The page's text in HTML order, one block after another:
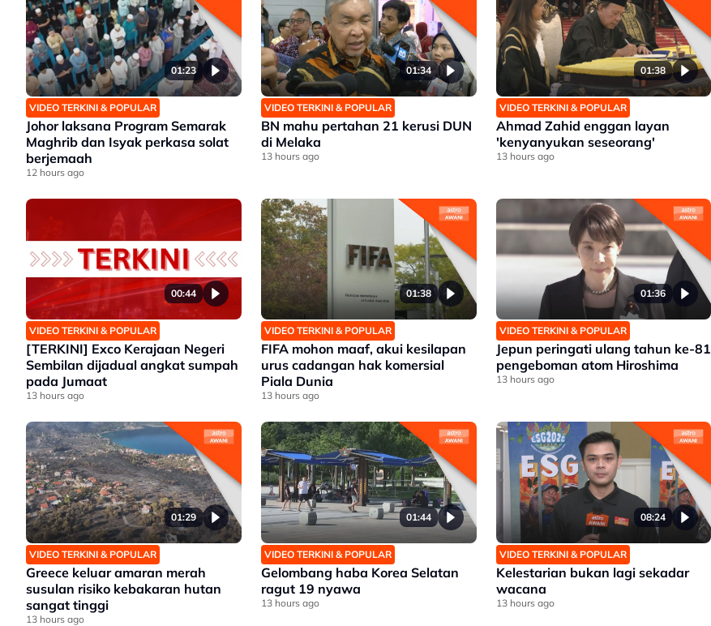
01:23
VIDEO TERKINI & POPULAR
Johor laksana Program Semarak
Maghrib dan Isyak perkasa solat
berjemaah
12 hours ago
01:34
VIDEO TERKINI & POPULAR
BN mahu pertahan 21 kerusi DUN
di Melaka
13 hours ago
01:38
VIDEO TERKINI & POPULAR
Ahmad Zahid enggan layan
'kenyanyukan seseorang'
13 hours ago
00:44
VIDEO TERKINI & POPULAR
[TERKINI] Exco Kerajaan Negeri
Sembilan dijadual angkat sumpah
pada Jumaat
13 hours ago
01:38
VIDEO TERKINI & POPULAR
FIFA mohon maaf, akui kesilapan
urus cadangan hak komersial
Piala Dunia
13 hours ago
01:36
VIDEO TERKINI & POPULAR
Jepun peringati ulang tahun ke-81
pengeboman atom Hiroshima
13 hours ago
01:29
VIDEO TERKINI & POPULAR
Greece keluar amaran merah
susulan risiko kebakaran hutan
sangat tinggi
13 hours ago
01:44
VIDEO TERKINI & POPULAR
Gelombang haba Korea Selatan
ragut 19 nyawa
13 hours ago
08:24
VIDEO TERKINI & POPULAR
Kelestarian bukan lagi sekadar
wacana
13 hours ago